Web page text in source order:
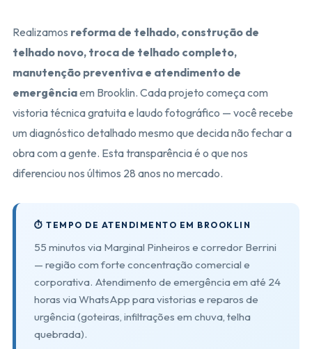
Realizamos reforma de telhado, construção de
telhado novo, troca de telhado completo,
manutenção preventiva e atendimento de
emergênciaem Brooklin. Cada projeto começa com
vistoria técnica gratuita e laudo fotográfico — você recebe
um diagnóstico detalhado mesmo que decida não fechar a
obra com a gente. Esta transparência é o que nos
diferenciou nos últimos 28 anos no mercado.
⏱️ TEMPO DE ATENDIMENTO EM BROOKLIN
55 minutos via Marginal Pinheiros e corredor Berrini
— região com forte concentração comercial e
corporativa. Atendimento de emergência em até 24
horas via WhatsApp para vistorias e reparos de
urgência (goteiras, infiltrações em chuva, telha
quebrada).